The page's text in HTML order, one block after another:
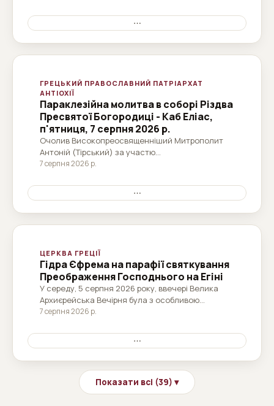
⋯
ГРЕЦЬКИЙ ПРАВОСЛАВНИЙ ПАТРІАРХАТ
АНТІОХІЇ
Параклезійна молитва в соборі Різдва
Пресвятої Богородиці - Каб Еліас,
п'ятниця, 7 серпня 2026 р.
Очолив Високопреосвященніший Митрополит
Антоній (Тірський) за участю
Високопреосвященнішого Митрополита Нівена
Патріарха Іоанна.
7 серпня 2026 р.
⋯
ЦЕРКВА ГРЕЦІЇ
Гідра Єфрема на парафії святкування
Преображення Господнього на Егіні
У середу, 5 серпня 2026 року, ввечері Велика
Архиєрейська Вечірня була з особливою
пишнотою відслужена на парафії свята
Егінська, яку очолив і проповідував божественне
слово Високопреосвященніший Митрополит
Гідри...
7 серпня 2026 р.
⋯
Показати всі (39) ▾